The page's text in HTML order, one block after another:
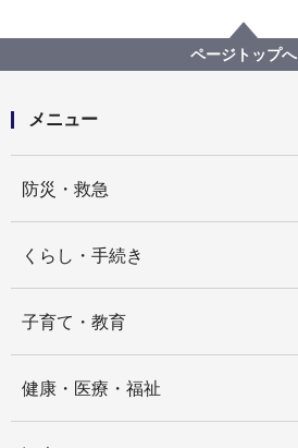
ページトップへ
メニュー
防災・救急
くらし・手続き
子育て・教育
健康・医療・福祉